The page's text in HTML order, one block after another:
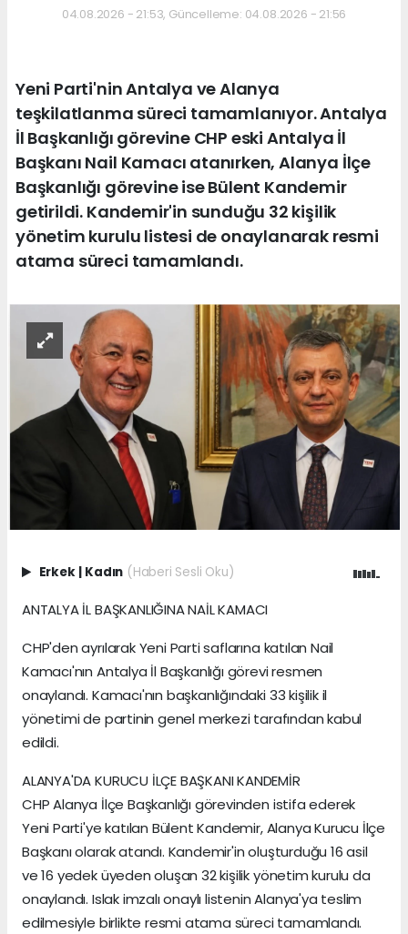
04.08.2026 - 21:53, Güncelleme: 04.08.2026 - 21:56
Yeni Parti'nin Antalya ve Alanya
teşkilatlanma süreci tamamlanıyor. Antalya
İl Başkanlığı görevine CHP eski Antalya İl
Başkanı Nail Kamacı atanırken, Alanya İlçe
Başkanlığı görevine ise Bülent Kandemir
getirildi. Kandemir'in sunduğu 32 kişilik
yönetim kurulu listesi de onaylanarak resmi
atama süreci tamamlandı.
Erkek Kadın (Haberi Sesli Oku)
ANTALYA İL BAŞKANLIĞINA NAİL KAMACI
CHP'den ayrılarak Yeni Parti saflarına katılan Nail
Kamacı'nın Antalya İl Başkanlığı görevi resmen
onaylandı. Kamacı'nın başkanlığındaki 33 kişilik il
yönetimi de partinin genel merkezi tarafından kabul
edildi.
ALANYA'DA KURUCU İLÇE BAŞKANI KANDEMİR
CHP Alanya İlçe Başkanlığı görevinden istifa ederek
Yeni Parti'ye katılan Bülent Kandemir, Alanya Kurucu İlçe
Başkanı olarak atandı. Kandemir'in oluşturduğu 16 asil
ve 16 yedek üyeden oluşan 32 kişilik yönetim kurulu da
onaylandı. Islak imzalı onaylı listenin Alanya'ya teslim
edilmesiyle birlikte resmi atama süreci tamamlandı.